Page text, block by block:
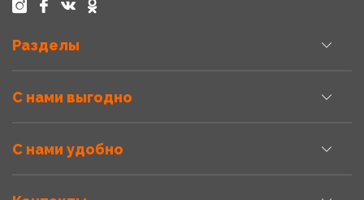
Разделы
С нами выгодно
С нами удобно